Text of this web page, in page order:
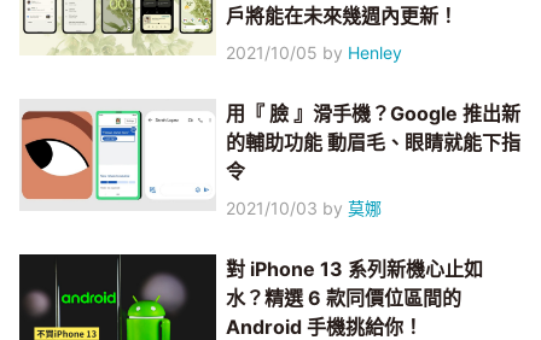
戶將能在未來幾週內更新！
2021/10/05 by Henley
用『 臉 』滑手機？Google 推出新
的輔助功能 動眉毛、眼睛就能下指
令
2021/10/03 by莫娜
對 iPhone 13 系列新機心止如
水？精選 6 款同價位區間的
Android 手機挑給你！